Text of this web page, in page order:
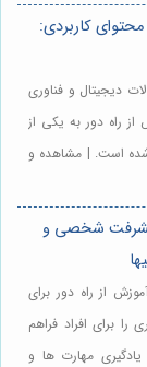
کاربردی:
دیجیتال و فناوری
راه دور به یکی از
شده است. | مشاهده و
پیشرفت شخصی و
از راه دور برای
برای افراد فراهم
مهارت ها و